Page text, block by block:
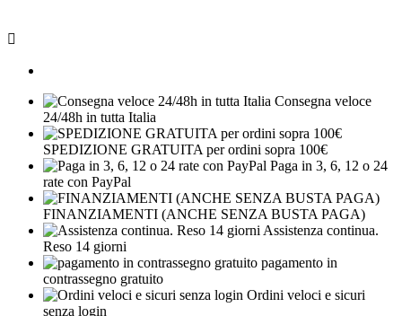

Consegna veloce
24/48h in tutta Italia
SPEDIZIONE GRATUITA per ordini sopra 100€
Paga in 3, 6, 12 o 24
rate con PayPal
FINANZIAMENTI (ANCHE SENZA BUSTA PAGA)
Assistenza continua.
Reso 14 giorni
pagamento in
contrassegno gratuito
Ordini veloci e sicuri
senza login